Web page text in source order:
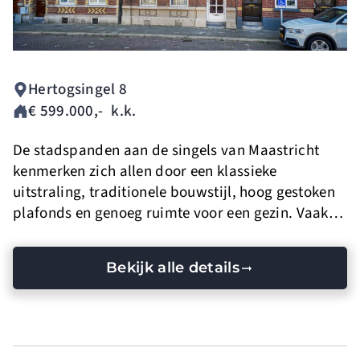
Hertogsingel 8
€ 599.000,- k.k.
De stadspanden aan de singels van Maastricht
kenmerken zich allen door een klassieke
uitstraling, traditionele bouwstijl, hoog gestoken
plafonds en genoeg ruimte voor een gezin. Vaak
bij beetje aangepast aan de woonwensen uit de
verschillende decennia. De veelzijdige ruimte in
dit herenhuis is daarbij verdeeld geweest in twee
Bekijk alle details